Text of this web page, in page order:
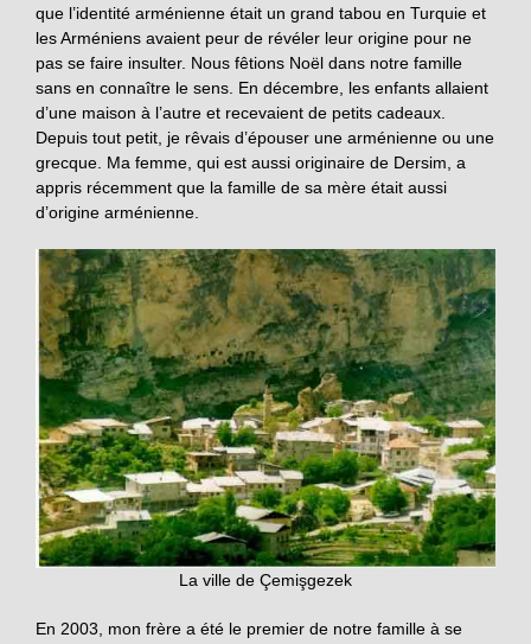
que l’identité arménienne était un grand tabou en Turquie et
les Arméniens avaient peur de révéler leur origine pour ne
pas se faire insulter. Nous fêtions Noël dans notre famille
sans en connaître le sens. En décembre, les enfants allaient
d’une maison à l’autre et recevaient de petits cadeaux.
Depuis tout petit, je rêvais d’épouser une arménienne ou une
grecque. Ma femme, qui est aussi originaire de Dersim, a
appris récemment que la famille de sa mère était aussi
d’origine arménienne.
La ville de Çemişgezek
En 2003, mon frère a été le premier de notre famille à se